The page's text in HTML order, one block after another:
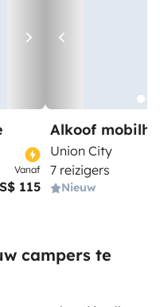
Vanaf
115
Alkoof
Union City
7 reizigers
Nieuw
campers te